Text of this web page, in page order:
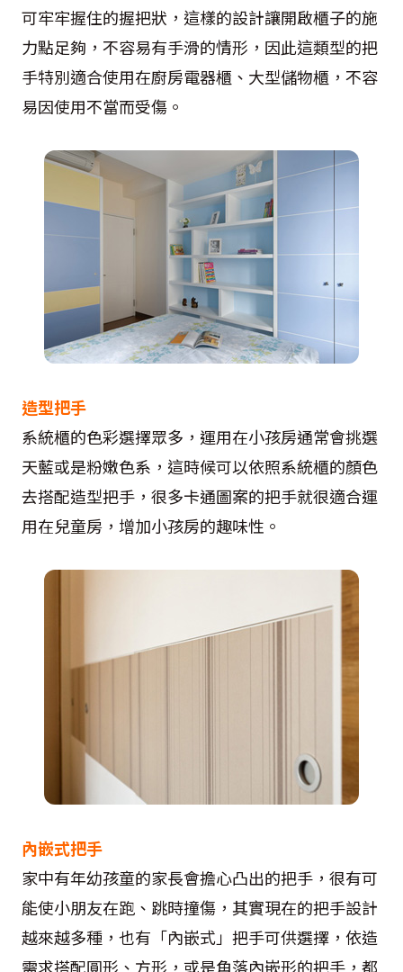
可牢牢握住的握把狀，這樣的設計讓開啟櫃子的施
力點足夠，不容易有手滑的情形，因此這類型的把
手特別適合使用在廚房電器櫃、大型儲物櫃，不容
易因使用不當而受傷。
造型把手
系統櫃的色彩選擇眾多，運用在小孩房通常會挑選
天藍或是粉嫩色系，這時候可以依照系統櫃的顏色
去搭配造型把手，很多卡通圖案的把手就很適合運
用在兒童房，增加小孩房的趣味性。
內嵌式把手
家中有年幼孩童的家長會擔心凸出的把手，很有可
能使小朋友在跑、跳時撞傷，其實現在的把手設計
越來越多種，也有「內嵌式」把手可供選擇，依造
需求搭配圓形、方形，或是角落內嵌形的把手，都